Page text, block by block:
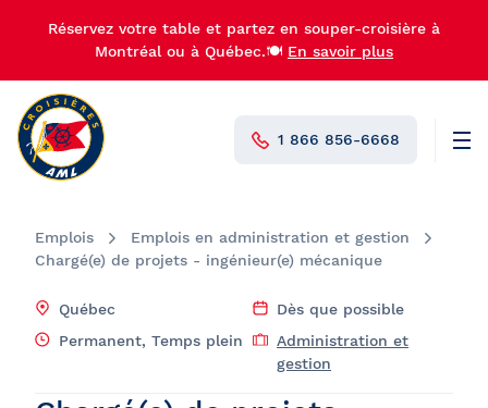
Réservez votre table et partez en souper-croisière à
Montréal ou à Québec.🍽️ En savoir plus
1 866 856-6668
Emplois
Emplois en administration et gestion
Chargé(e) de projets - ingénieur(e) mécanique
Québec
Dès que possible
Permanent, Temps plein
Administration et
gestion